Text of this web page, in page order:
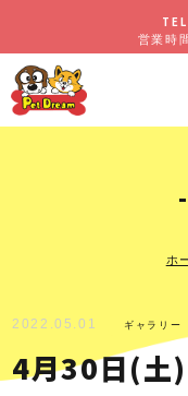
TEL
営業時
ホ
2022.05.01 ギャラリー
4月30日(土)